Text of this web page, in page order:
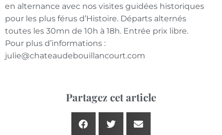
en alternance avec nos visites guidées historiques
pour les plus férus d’Histoire. Départs alternés
toutes les 30mn de 10h à 18h. Entrée prix libre.
Pour plus d’informations :
julie@chateaudebouillancourt.com
Partagez cet article